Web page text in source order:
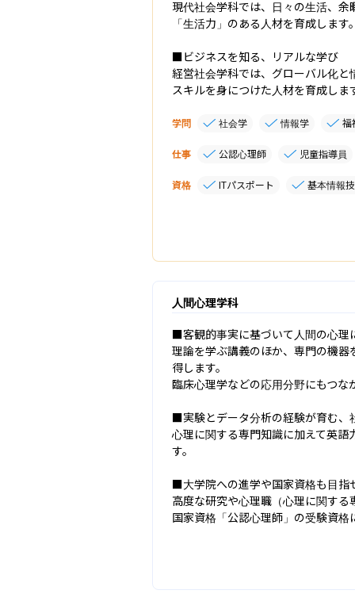
現代社会学科では、日々の生活、
「生活力」のある人材を育成します
■ビジネスを知る、リアルな学び
経営社会学科では、グローバル化
スキルを身につけた人材を育成しま
学問 社会学 情報学 福
仕事 公認心理師 児童指導員
資格 ITパスポート 基本情報
人間心理学科
■客観的事実に基づいて人間の心理
理論を学ぶ講義のほか、専門の機
得します。
臨床心理学などの応用分野にもつな
■実験とデータ分析の経験が育む、
心理に関する専門知識に加えて英
す。
■大学院への進学や国家資格も目指
高度な研究や心理職（心理に関す
国家資格「公認心理師」の受験資